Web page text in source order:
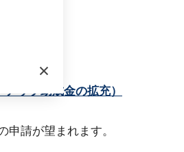
×
ップ助成金の拡充）
請が望まれます。